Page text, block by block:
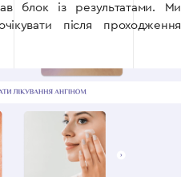
блок із результатами. Ми
після проходження